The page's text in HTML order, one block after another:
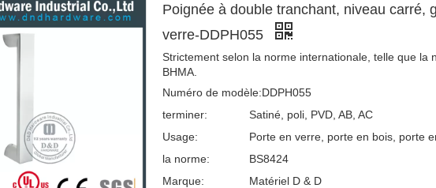
Poignée à double tranchant, niveau carré,
verre-DDPH055
Strictement selon la norme internationale, telle que la
BHMA.
Numéro de modèle:DDPH055
terminer:
Satiné, poli, PVD, AB, AC
Usage:
Porte en verre, porte en bois, porte
la norme:
BS8424
Marque:
Matériel D & D